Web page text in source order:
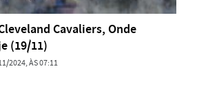
Cavaliers, Onde
(19/11)
2024, ÀS 07:11